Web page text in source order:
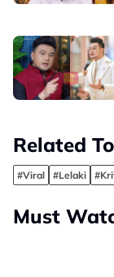
Related
#Viral #Lelaki
Must